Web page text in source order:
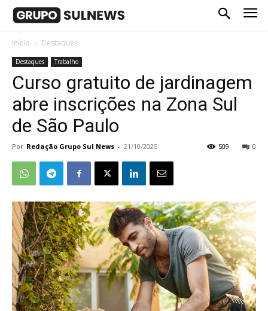
Início Destaques
Destaques Trabalho
Curso gratuito de jardinagem
abre inscrições na Zona Sul
de São Paulo
Por Redação Grupo Sul News - 21/10/2025 0
509